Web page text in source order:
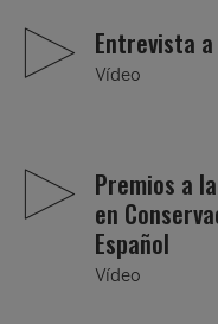
Entrevista
Vídeo
Premios a
en
Español
Vídeo